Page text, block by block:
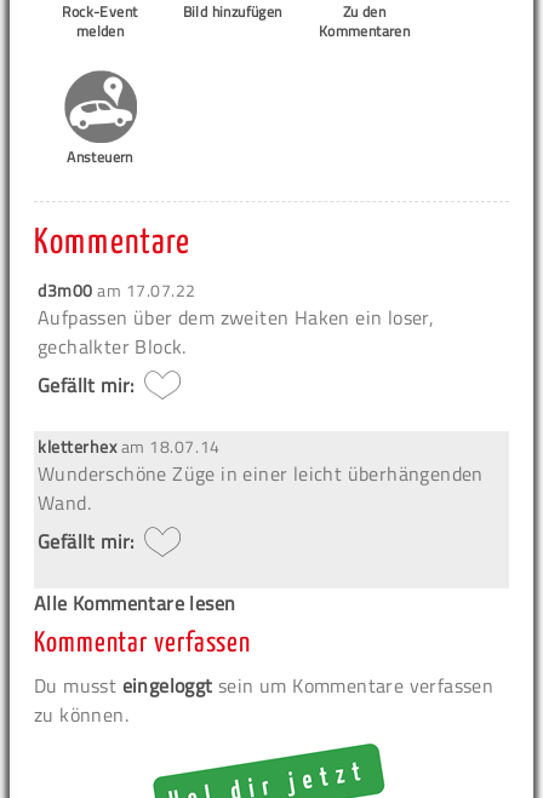
Rock-Event
melden
Bild hinzufügen
Zu den
Kommentaren
Ansteuern
Kommentare
d3m00am 17.07.22
Aufpassen über dem zweiten Haken ein loser,
gechalkter Block.
Gefällt mir:
kletterhexam 18.07.14
Wunderschöne Züge in einer leicht überhängenden
Wand.
Gefällt mir:
Alle Kommentare lesen
Kommentar verfassen
Du musst eingeloggt sein um Kommentare verfassen
zu können.